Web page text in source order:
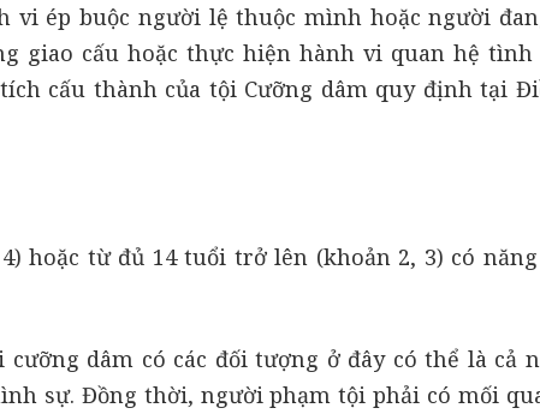
vi ép buộc người lệ thuộc mình hoặc người
giao cấu hoặc thực hiện hành vi quan hệ tình
cấu thành của tội Cưỡng dâm quy định tại
hoặc từ đủ 14 tuổi trở lên (khoản 2, 3) có
dâm có các đối tượng ở đây có thể là cả
sự. Đồng thời, người phạm tội phải có mối